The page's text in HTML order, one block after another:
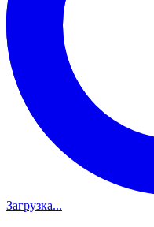
Загрузка...